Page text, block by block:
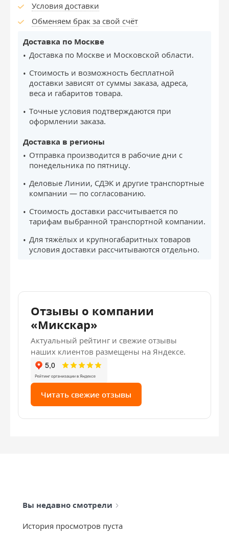
Условия доставки
Обменяем брак за свой счёт
Доставка по Москве
Доставка по Москве и Московской области.
Стоимость и возможность бесплатной
доставки зависят от суммы заказа, адреса,
веса и габаритов товара.
Точные условия подтверждаются при
оформлении заказа.
Доставка в регионы
Отправка производится в рабочие дни с
понедельника по пятницу.
Деловые Линии, СДЭК и другие транспортные
компании — по согласованию.
Стоимость доставки рассчитывается по
тарифам выбранной транспортной компании.
Для тяжёлых и крупногабаритных товаров
условия доставки рассчитываются отдельно.
Отзывы о компании
«Микскар»
Актуальный рейтинг и свежие отзывы
наших клиентов размещены на Яндексе.
Читать свежие отзывы
Вы недавно смотрели
История просмотров пуста